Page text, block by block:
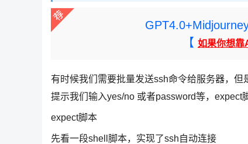
【 如果你想靠
有时候我们需要批量发送ssh命令给服务器，
提示我们输入yes/no 或者password等，
expect脚本
先看一段shell脚本，实现了ssh自动连接